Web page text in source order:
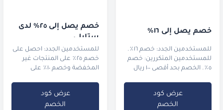
خصم يصل إلى ١٦٪
للمستخدمين الجدد: خصم ١٦٪.
للمستخدمين المتكررين: خصم
٥٪. الخصم بحد أقصى ١٠٠ ريال
عرض كود
الخصم
خصم يصل إلى ٢٥٪ لدى
ستايلي
للمستخدمين الجدد: احصل على
خصم ٢٥٪ على المنتجات غير
المخفضة وخصم ١٠٪ على
على خصم ثابت ١٢٪ على كلعرض كود
الخصم